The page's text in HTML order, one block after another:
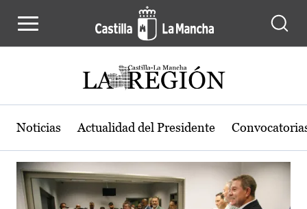
Actualidad de la región de Castilla-
Noticias Actualidad del Presidente